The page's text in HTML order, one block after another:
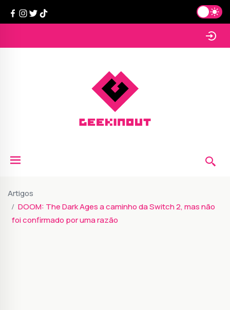
Artigos
DOOM: The Dark Ages a caminho da Switch 2, mas não
foi confirmado por uma razão